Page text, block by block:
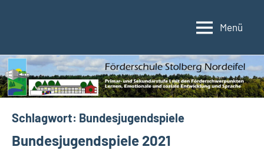
Stolberg/Nordeifel
Verbund
der
Kupferstadt
Menü
Schlagwort: Bundesjugendspiele
Bundesjugendspiele 2021